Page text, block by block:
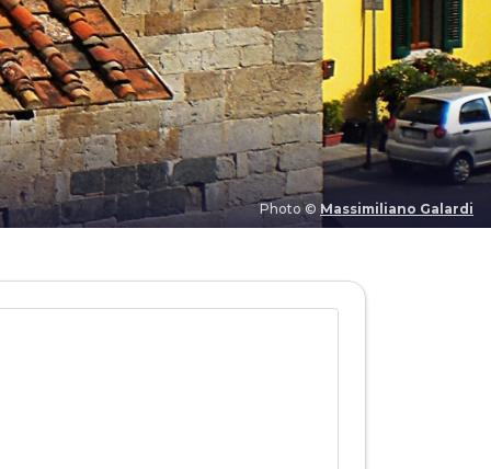
Photo © Massimiliano Galardi